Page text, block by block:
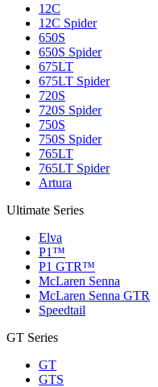
12C
12C Spider
650S
650S Spider
675LT
675LT Spider
720S
720S Spider
750S
750S Spider
765LT
765LT Spider
Artura
Ultimate Series
Elva
P1™
P1 GTR™
McLaren Senna
McLaren Senna GTR
Speedtail
GT Series
GT
GTS